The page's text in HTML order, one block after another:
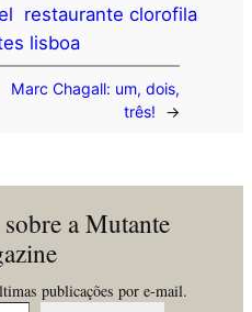
restaurante clorofila
lisboa
Marc Chagall: um, dois,
três!
→
a Mutante
publicações por e-mail.